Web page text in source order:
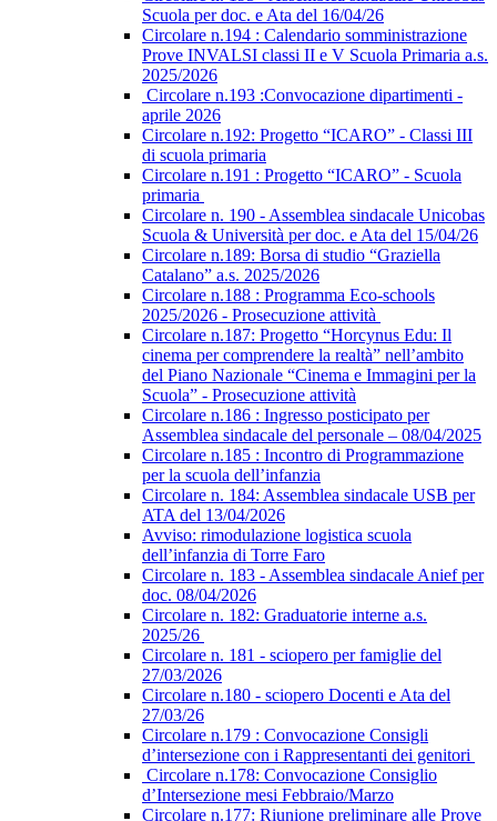
Scuola per doc. e Ata del 16/04/26
Circolare n.194 : Calendario somministrazione
Prove INVALSI classi II e V Scuola Primaria a.s.
2025/2026
Circolare n.193 :Convocazione dipartimenti -
aprile 2026
Circolare n.192: Progetto “ICARO” - Classi III
di scuola primaria
Circolare n.191 : Progetto “ICARO” - Scuola
primaria
Circolare n. 190 - Assemblea sindacale Unicobas
Scuola & Università per doc. e Ata del 15/04/26
Circolare n.189: Borsa di studio “Graziella
Catalano” a.s. 2025/2026
Circolare n.188 : Programma Eco-schools
2025/2026 - Prosecuzione attività
Circolare n.187: Progetto “Horcynus Edu: Il
cinema per comprendere la realtà” nell’ambito
del Piano Nazionale “Cinema e Immagini per la
Scuola” - Prosecuzione attività
Circolare n.186 : Ingresso posticipato per
Assemblea sindacale del personale – 08/04/2025
Circolare n.185 : Incontro di Programmazione
per la scuola dell’infanzia
Circolare n. 184: Assemblea sindacale USB per
ATA del 13/04/2026
Avviso: rimodulazione logistica scuola
dell’infanzia di Torre Faro
Circolare n. 183 - Assemblea sindacale Anief per
doc. 08/04/2026
Circolare n. 182: Graduatorie interne a.s.
2025/26
Circolare n. 181 - sciopero per famiglie del
27/03/2026
Circolare n.180 - sciopero Docenti e Ata del
27/03/26
Circolare n.179 : Convocazione Consigli
d’intersezione con i Rappresentanti dei genitori
Circolare n.178: Convocazione Consiglio
d’Intersezione mesi Febbraio/Marzo
Circolare n.177: Riunione preliminare alle Prove